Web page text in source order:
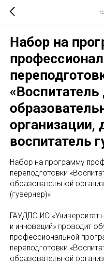
Набор на
воспитатель
Набор на программу
переподготовки
образовательной
(гувернер)»
ГАУДПО ИО «Университет
и инноваций» проводит
профессиональной
переподготовки
образовательной